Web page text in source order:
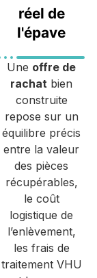
réel de
l'épave
Une offre de
rachat bien
construite
repose sur un
équilibre précis
entre la valeur
des pièces
récupérables,
le coût
logistique de
l’enlèvement,
les frais de
traitement VHU